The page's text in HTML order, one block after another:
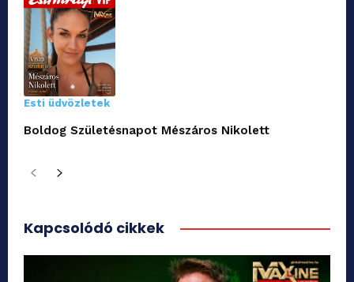
Esti üdvözletek
Boldog Születésnapot Mészáros Nikolett
Kapcsolódó cikkek